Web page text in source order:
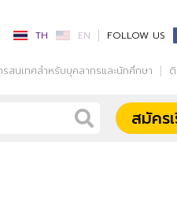
FOLLOW US
TH EN
รสนเทศสำหรับบุคลากรและนักศึกษา
สมัคร